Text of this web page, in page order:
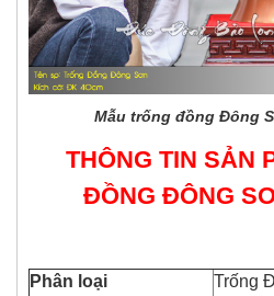
Mẫu trống đồng Đông
THÔNG TIN SẢN
ĐỒNG ĐÔNG
Phân loại
Trống